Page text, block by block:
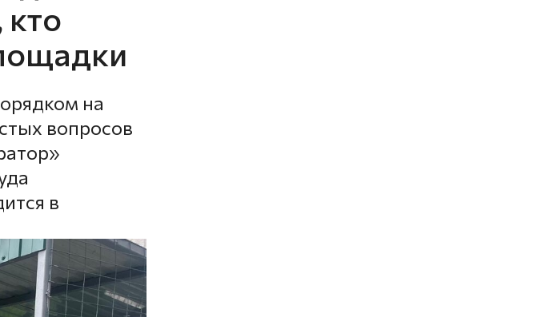
на
вопросов
в